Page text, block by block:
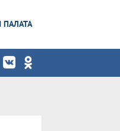
ПАЛАТА